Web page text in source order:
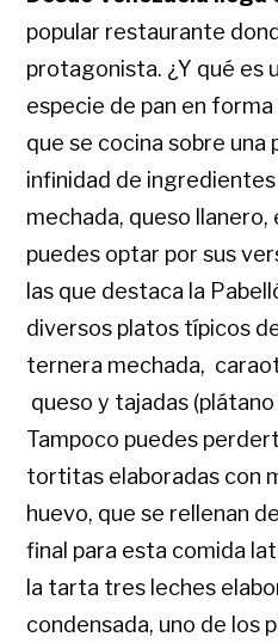
popular restaurante
protagonista. ¿Y qué es
especie de pan en
que se cocina sobre una
infinidad de
mechada, queso llanero,
puedes optar por sus
las que destaca la
diversos platos típicos
ternera mechada,
queso y tajadas
Tampoco puedes
tortitas elaboradas con
huevo, que se rellenan
final para esta comida
la tarta tres leches
condensada, uno de los